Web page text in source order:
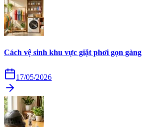
Cách vệ sinh khu vực giặt phơi gọn gàng
17/05/2026